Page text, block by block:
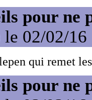
pour ne
02/02/16
qui remet
pour ne